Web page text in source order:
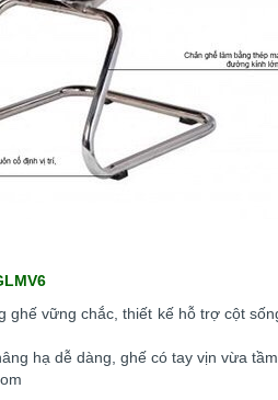
ghế vững chắc, thiết kế hỗ trợ cột
hạ dễ dàng, ghế có tay vịn vừa tầm.